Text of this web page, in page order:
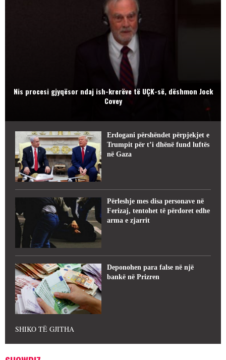
Nis procesi gjyqësor ndaj ish-krerëve të UÇK-së, dëshmon Jock
Covey
Erdogani përshëndet përpjekjet e
Trumpit për t’i dhënë fund luftës
në Gaza
Përleshje mes disa personave në
Ferizaj, tentohet të përdoret edhe
arma e zjarrit
Deponohen para false në një
bankë në Prizren
SHIKO TË GJITHA